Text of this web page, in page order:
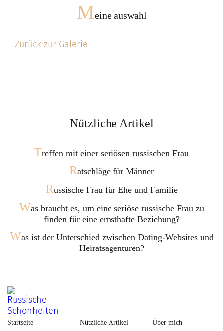
Meine auswahl
Zurück zur Galerie
Nützliche Artikel
Treffen mit einer seriösen russischen Frau
Ratschläge für Männer
Russische Frau für Ehe und Familie
Was braucht es, um eine seriöse russische Frau zu
finden für eine ernsthafte Beziehung?
Was ist der Unterschied zwischen Dating-Websites und
Heiratsagenturen?
Startseite
Nützliche Artikel
Über mich